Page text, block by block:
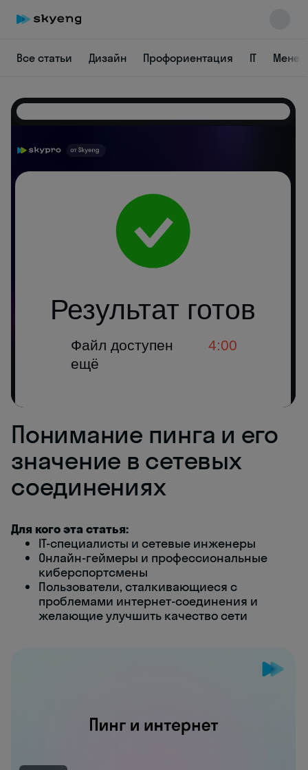
Все статьи Дизайн Профориентация IT
Понимание пинга и его
значение в сетевых
соединениях
Для кого эта статья:
IT-специалисты и сетевые инженеры
Онлайн-геймеры и профессиональные
киберспортсмены
Пользователи, сталкивающиеся с
проблемами интернет-соединения и
желающие улучшить качество сети